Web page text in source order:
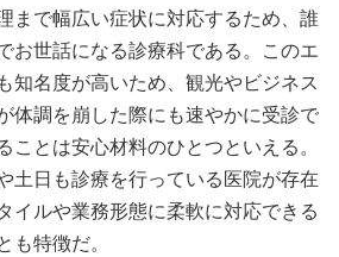
まで幅広い症状に対応するため、誰
お世話になる診療科である。このエ
知名度が高いため、観光やビジネス
体調を崩した際にも速やかに受診で
ことは安心材料のひとつといえる。
土日も診療を行っている医院が存在
イルや業務形態に柔軟に対応できる
も特徴だ。